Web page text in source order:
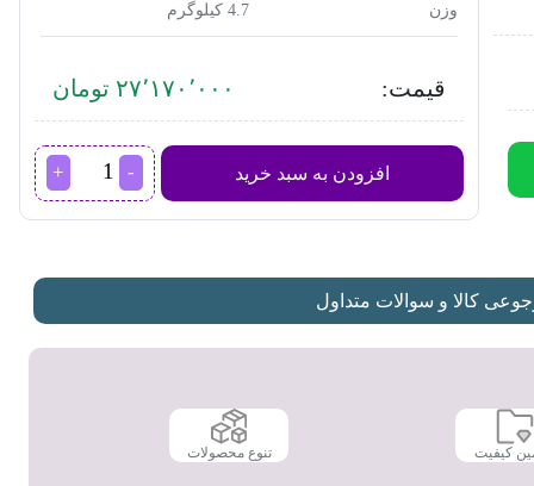
وزن 4.7 کیلوگرم
قیمت: ۲۷٬۱۷۰٬۰۰۰ تومان
افزودن به سبد خرید
آبمیوه‌گیر
براون
کالا و سوالات متداول
کیفیت تنوع محصولات